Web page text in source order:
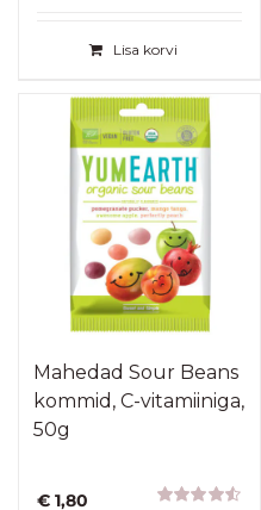
Lisa korvi
Mahedad Sour Beans
kommid, C-vitamiiniga,
50g
€ 1,80